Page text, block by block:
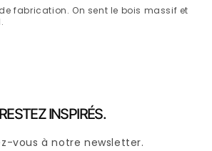
fabrication. On sent le bois massif et
RESTEZ INSPIRÉS.
vous à notre newsletter.